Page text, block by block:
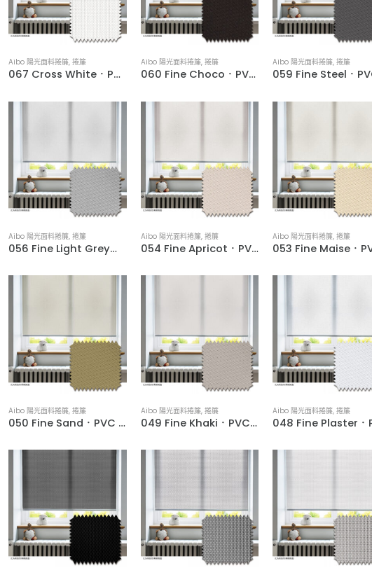
Aibo 陽光面料捲簾,捲簾
067 Cross White．PVC Woven Water-Resistant Roller Blinds
Aibo 陽光面料捲簾, 捲簾
060 Fine Choco．PVC Woven Water-Resistant Roller Blinds
Aibo 陽光面料捲簾,捲簾
Aibo 陽光面料捲簾,捲簾
056 Fine Light Grey．PVC Woven Water-Resistant Roller Blinds
Aibo 陽光面料捲簾, 捲簾
054 Fine Apricot．PVC Woven Water-Resistant Roller Blinds
Aibo 陽光面料捲簾,捲簾
Aibo 陽光面料捲簾,捲簾
050 Fine Sand．PVC Woven Water-Resistant Roller Blinds
Aibo 陽光面料捲簾, 捲簾
049 Fine Khaki．PVC Woven Water-Resistant Roller Blinds
Aibo 陽光面料捲簾,捲簾